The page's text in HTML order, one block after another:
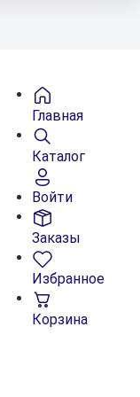
Главная
Каталог
Войти
Заказы
Избранное
Корзина